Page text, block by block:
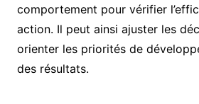
comportement pour vérifier
action. Il peut ainsi ajuster les
orienter les priorités de
des résultats.